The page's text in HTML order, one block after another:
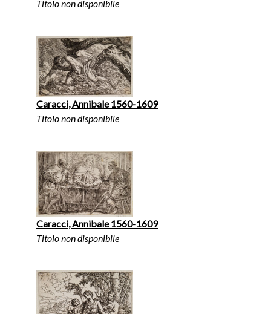
Titolo non disponibile
Caracci, Annibale 1560-1609
Titolo non disponibile
Caracci, Annibale 1560-1609
Titolo non disponibile